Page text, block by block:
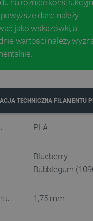
na różnice
dane należy
jako wskazówki, a
wartości należy
TECHNICZNA FILAMENTU
PLA
Blueberry
Bubblegum
1,75 mm